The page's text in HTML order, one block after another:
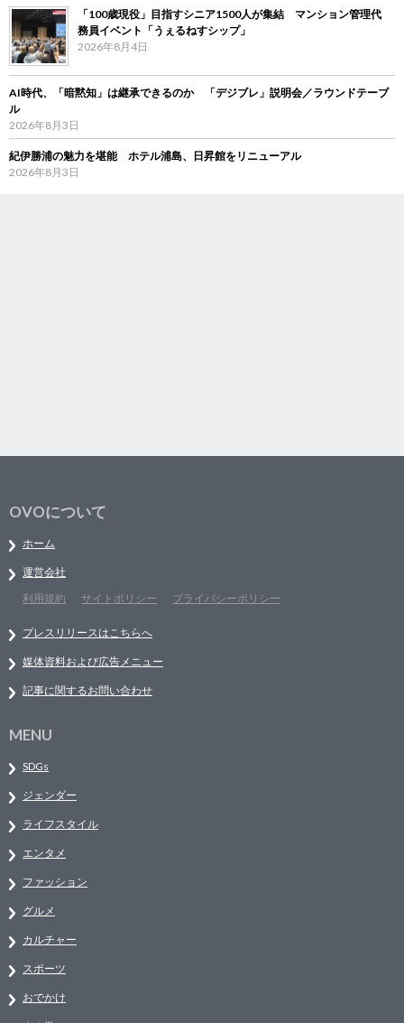
「100歳現役」目指すシニア1500人が集結 マンション管理代
務員イベント「うぇるねすシップ」
2026年8月4日
AI時代、「暗黙知」は継承できるのか 「デジブレ」説明会／ラウンドテーブ
ル
2026年8月3日
紀伊勝浦の魅力を堪能 ホテル浦島、日昇館をリニューアル
2026年8月3日
OVOについて
ホーム
運営会社
利用規約
サイトポリシー プライバシーポリシー
プレスリリースはこちらへ
媒体資料および広告メニュー
記事に関するお問い合わせ
MENU
SDGs
ジェンダー
ライフスタイル
エンタメ
ファッション
グルメ
カルチャー
スポーツ
おでかけ